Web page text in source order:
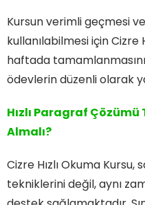
Kursun verimli geçmesi
kullanılabilmesi için Cizre
haftada
ödevlerin düzenli olarak
Hızlı Paragraf
Almalı?
Cizre Hızlı Okuma Kursu,
tekniklerini değil, aynı